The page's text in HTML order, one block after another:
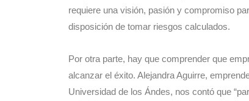
requiere una visión, pasión y compromiso
disposición de tomar riesgos calculados.
Por otra parte, hay que comprender que
alcanzar el éxito. Alejandra Aguirre,
Universidad de los Ándes, nos contó que